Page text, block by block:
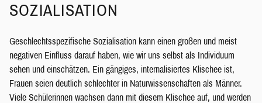
SOZIALISATION
Geschlechtsspezifische Sozialisation kann einen großen und meist
negativen Einfluss darauf haben, wie wir uns selbst als Individuum
sehen und einschätzen. Ein gängiges, internalisiertes Klischee ist,
Frauen seien deutlich schlechter in Naturwissenschaften als Männer.
Viele Schülerinnen wachsen dann mit diesem Klischee auf, und werden